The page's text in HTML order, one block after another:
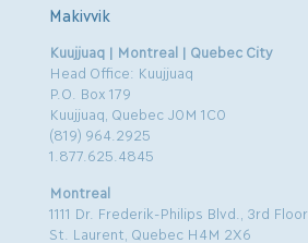
Makivvik
Kuujjuaq | Montreal | Quebec City
Head Office: Kuujjuaq
P.O. Box 179
Kuujjuaq, Quebec J0M 1C0
(819) 964.2925
1.877.625.4845
Montreal
1111 Dr. Frederik-Philips Blvd., 3rd Floor
St. Laurent, Quebec H4M 2X6